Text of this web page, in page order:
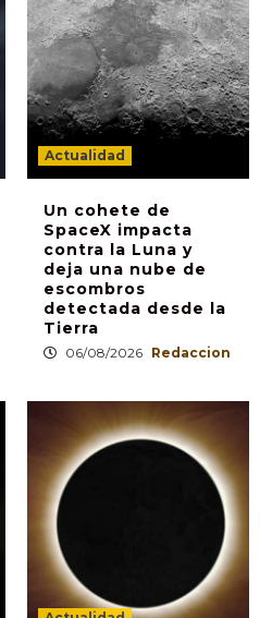
Actualidad
Un cohete de
SpaceX impacta
contra la Luna y
deja una nube de
escombros
detectada desde la
Tierra
06/08/2026 Redaccion